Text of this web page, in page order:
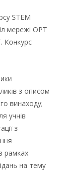
STEM
мережі ОРТ
Конкурс
з описом
винаходу;
учнів
з
рамках
на тему